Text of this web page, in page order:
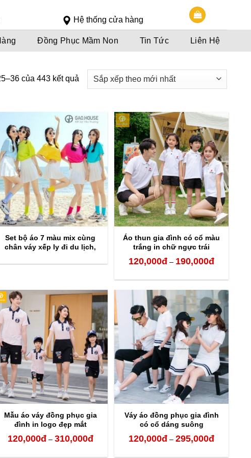
Hệ thống cửa hàng
Đồng Phục Mầm Non Tin Tức Liên Hệ
của 443 kết quả
Set bộ áo 7 màu mix cùng
chân váy xếp ly đi du lịch,
Áo thun gia đình có cổ màu
trắng in chữ ngực trái
120,000đ – 190,000đKhoảng
từ
120,000đ
đến
190,000đ
Mẫu áo váy đồng phục gia
đình in logo đẹp mắt
120,000đ – 310,000đKhoảng
Váy áo đồng phục gia đình
có cổ dáng suông
120,000đ – 295,000đKhoảng